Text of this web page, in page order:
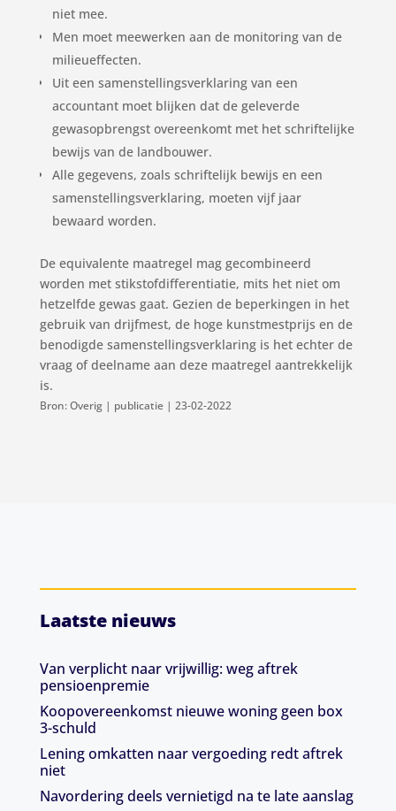
niet mee.
Men moet meewerken aan de monitoring van de
milieueffecten.
Uit een samenstellingsverklaring van een
accountant moet blijken dat de geleverde
gewasopbrengst overeenkomt met het schriftelijke
bewijs van de landbouwer.
Alle gegevens, zoals schriftelijk bewijs en een
samenstellingsverklaring, moeten vijf jaar
bewaard worden.
De equivalente maatregel mag gecombineerd
worden met stikstofdifferentiatie, mits het niet om
hetzelfde gewas gaat. Gezien de beperkingen in het
gebruik van drijfmest, de hoge kunstmestprijs en de
benodigde samenstellingsverklaring is het echter de
vraag of deelname aan deze maatregel aantrekkelijk
is.
Bron: Overig | publicatie | 23-02-2022
Laatste nieuws
Van verplicht naar vrijwillig: weg aftrek
pensioenpremie
Koopovereenkomst nieuwe woning geen box
3-schuld
Lening omkatten naar vergoeding redt aftrek
niet
Navordering deels vernietigd na te late aanslag